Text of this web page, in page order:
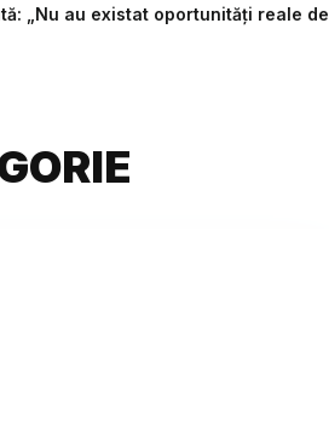
„Nu au existat oportunități reale de